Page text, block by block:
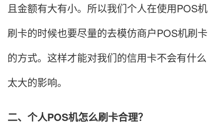
且金额有大有小。所以我们个人在使用POS机
刷卡的时候也要尽量的去模仿商户POS机刷卡
的方式。这样才能对我们的信用卡不会有什么
太大的影响。
二、个人POS机怎么刷卡合理？